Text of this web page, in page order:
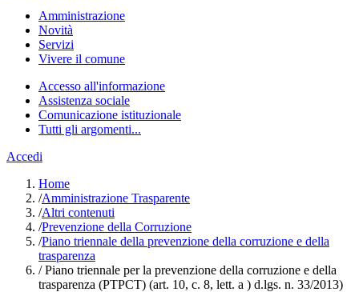
Amministrazione
Novità
Servizi
Vivere il comune
Accesso all'informazione
Assistenza sociale
Comunicazione istituzionale
Tutti gli argomenti...
Accedi
Home
/Amministrazione Trasparente
/Altri contenuti
/Prevenzione della Corruzione
/Piano triennale della prevenzione della corruzione e della
trasparenza
/Piano triennale per la prevenzione della corruzione e della
trasparenza (PTPCT) (art. 10, c. 8, lett. a ) d.lgs. n. 33/2013)